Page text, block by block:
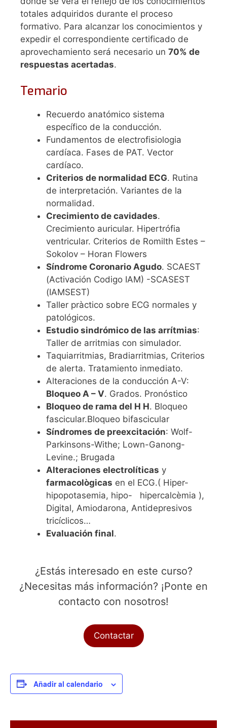
totales adquiridos durante el proceso
formativo. Para alcanzar los conocimientos y
expedir el correspondiente certificado de
aprovechamiento será necesario un 70% de
respuestas acertadas.
Temario
Recuerdo anatómico sistema
específico de la conducción.
Fundamentos de electrofisiologia
cardíaca. Fases de PAT. Vector
cardíaco.
Criterios de normalidad ECG. Rutina
de interpretación. Variantes de la
normalidad.
Crecimiento de cavidades.
Crecimiento auricular. Hipertrófia
ventricular. Criterios de Romilth Estes –
Sokolov – Horan Flowers
Síndrome Coronario Agudo. SCAEST
(Activación Codigo IAM) -SCASEST
(IAMSEST)
Taller pràctico sobre ECG normales y
patológicos.
Estudio sindrómico de las arrítmias:
Taller de arritmias con simulador.
Taquiarritmias, Bradiarritmias, Criterios
de alerta. Tratamiento inmediato.
Alteraciones de la conducción A-V:
Bloqueo A – V. Grados. Pronóstico
Bloqueo de rama del H H. Bloqueo
fascicular.Bloqueo bifascicular
Síndromes de preexcitación: Wolf-
Parkinsons-Withe; Lown-Ganong-
Levine.; Brugada
Alteraciones electrolíticas y
farmacològicas en el ECG.( Hiper-
hipopotasemia, hipo- hipercalcèmia ),
Digital, Amiodarona, Antidepresivos
tricíclicos…
Evaluación final.
¿Estás interesado en este curso?
¿Necesitas más información? ¡Ponte en
contacto con nosotros!
Contactar
Añadir al calendario